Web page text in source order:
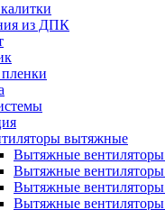
из ДПК
вытяжные
Вытяжные
Вытяжные вентиляторы
Вытяжные
Вытяжные